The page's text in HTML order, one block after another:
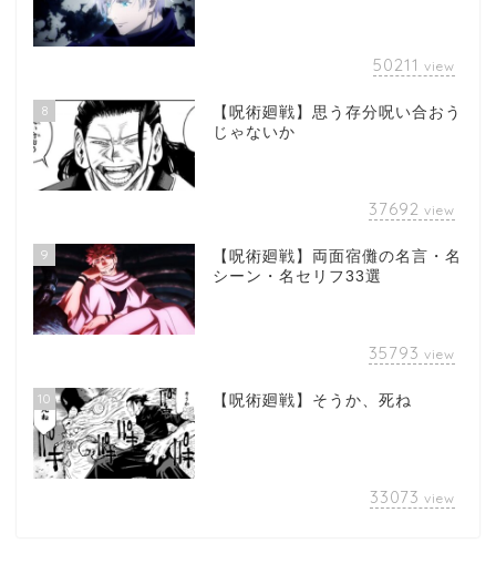
50211 view
8
【呪術廻戦】思う存分呪い合おう
じゃないか
37692 view
9
【呪術廻戦】両面宿儺の名言・名
シーン・名セリフ33選
35793 view
10 【呪術廻戦】そうか、死ね
33073 view